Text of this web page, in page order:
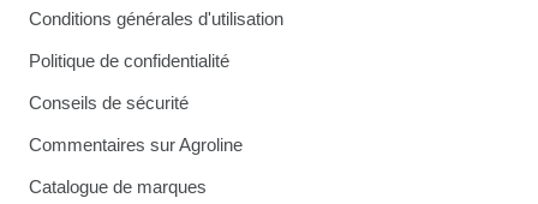
Conditions générales d'utilisation
Politique de confidentialité
Conseils de sécurité
Commentaires sur Agroline
Catalogue de marques